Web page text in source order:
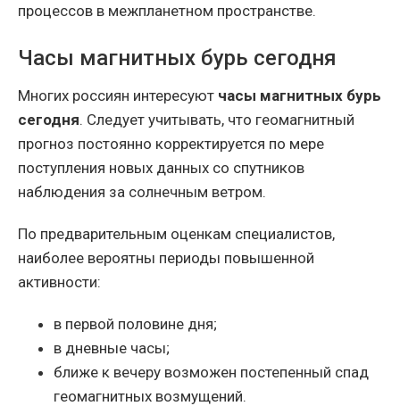
процессов в межпланетном пространстве.
Часы магнитных бурь сегодня
Многих россиян интересуют часы магнитных бурь
сегодня. Следует учитывать, что геомагнитный
прогноз постоянно корректируется по мере
поступления новых данных со спутников
наблюдения за солнечным ветром.
По предварительным оценкам специалистов,
наиболее вероятны периоды повышенной
активности:
в первой половине дня;
в дневные часы;
ближе к вечеру возможен постепенный спад
геомагнитных возмущений.